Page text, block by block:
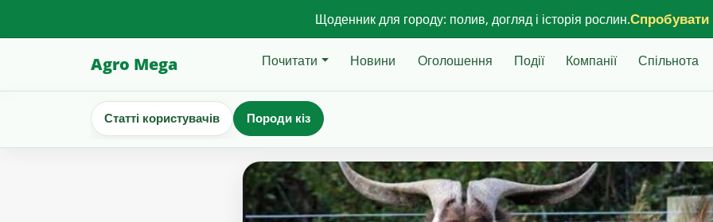
Щоденник для городу: полив, догляд і історія рослин.
Agro Mega Почитати Новини Оголошення Події Компанії Спільнота
Статті користувачів Породи кіз